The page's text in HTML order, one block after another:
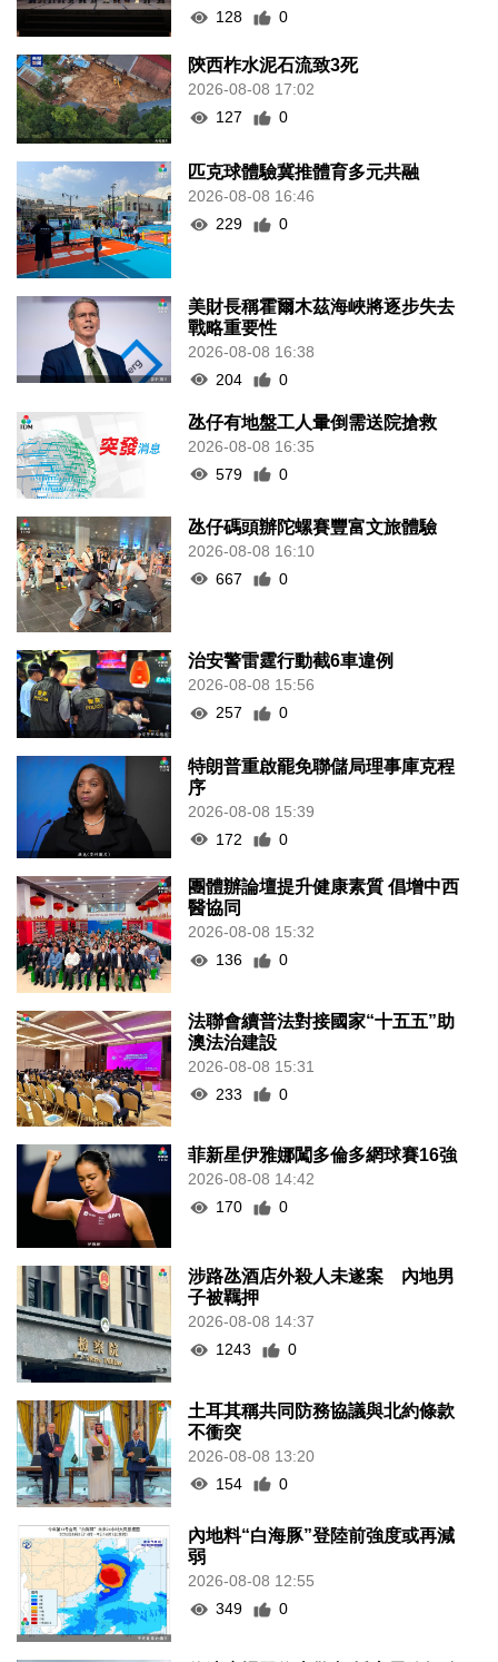
128
0
陝西柞水泥石流致3死
2026-08-08 17:02
127
0
匹克球體驗冀推體育多元共融
2026-08-08 16:46
229
0
美財長稱霍爾木茲海峽將逐步失去
戰略重要性
2026-08-08 16:38
204
0
氹仔有地盤工人暈倒需送院搶救
2026-08-08 16:35
579
0
氹仔碼頭辦陀螺賽豐富文旅體驗
2026-08-08 16:10
667
0
治安警雷霆行動截6車違例
2026-08-08 15:56
257
0
特朗普重啟罷免聯儲局理事庫克程
序
2026-08-08 15:39
172
0
團體辦論壇提升健康素質 倡增中西
醫協同
2026-08-08 15:32
136
0
法聯會續普法對接國家“十五五”助
澳法治建設
2026-08-08 15:31
233
0
菲新星伊雅娜闖多倫多網球賽16強
2026-08-08 14:42
170
0
涉路氹酒店外殺人未遂案 內地男
子被羈押
2026-08-08 14:37
1243
0
土耳其稱共同防務協議與北約條款
不衝突
2026-08-08 13:20
154
0
內地料“白海豚”登陸前強度或再減
弱
2026-08-08 12:55
349
0